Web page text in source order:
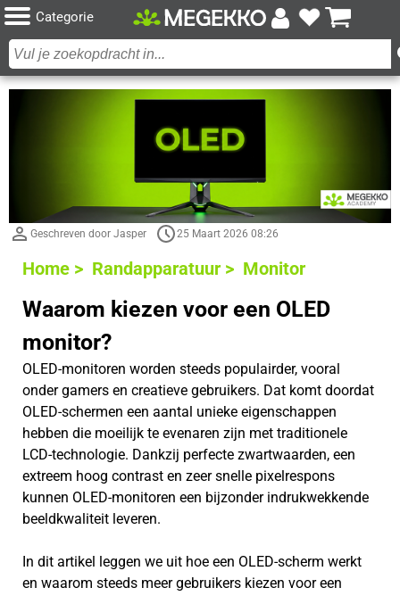
Categorie
Geschreven door Jasper 25 Maart 2026 08:26
Home > Randapparatuur > Monitor
Waarom kiezen voor een OLED
monitor?
OLED-monitoren worden steeds populairder, vooral
onder gamers en creatieve gebruikers. Dat komt doordat
OLED-schermen een aantal unieke eigenschappen
hebben die moeilijk te evenaren zijn met traditionele
LCD-technologie. Dankzij perfecte zwartwaarden, een
extreem hoog contrast en zeer snelle pixelrespons
kunnen OLED-monitoren een bijzonder indrukwekkende
beeldkwaliteit leveren.
In dit artikel leggen we uit hoe een OLED-scherm werkt
en waarom steeds meer gebruikers kiezen voor een